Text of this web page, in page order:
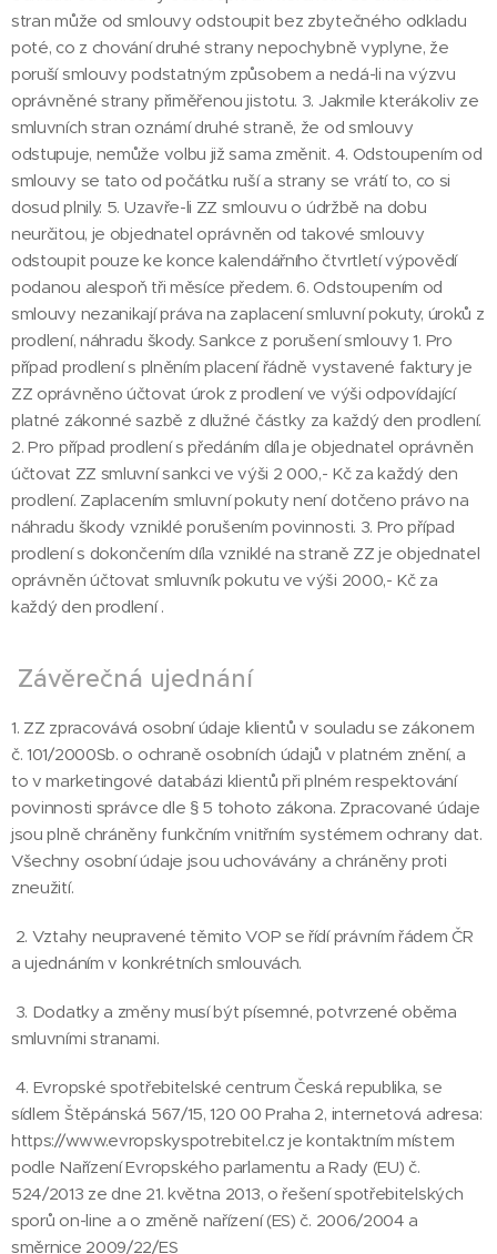
stran může od smlouvy odstoupit bez zbytečného odkladu
poté, co z chování druhé strany nepochybně vyplyne, že
poruší smlouvy podstatným způsobem a nedá-li na výzvu
oprávněné strany přiměřenou jistotu. 3. Jakmile kterákoliv ze
smluvních stran oznámí druhé straně, že od smlouvy
odstupuje, nemůže volbu již sama změnit. 4. Odstoupením od
smlouvy se tato od počátku ruší a strany se vrátí to, co si
dosud plnily. 5. Uzavře-li ZZ smlouvu o údržbě na dobu
neurčitou, je objednatel oprávněn od takové smlouvy
odstoupit pouze ke konce kalendářního čtvrtletí výpovědí
podanou alespoň tři měsíce předem. 6. Odstoupením od
smlouvy nezanikají práva na zaplacení smluvní pokuty, úroků z
prodlení, náhradu škody. Sankce z porušení smlouvy 1. Pro
případ prodlení s plněním placení řádně vystavené faktury je
ZZ oprávněno účtovat úrok z prodlení ve výši odpovídající
platné zákonné sazbě z dlužné částky za každý den prodlení.
2. Pro případ prodlení s předáním díla je objednatel oprávněn
účtovat ZZ smluvní sankci ve výši 2 000,- Kč za každý den
prodlení. Zaplacením smluvní pokuty není dotčeno právo na
náhradu škody vzniklé porušením povinnosti. 3. Pro případ
prodlení s dokončením díla vzniklé na straně ZZ je objednatel
oprávněn účtovat smluvník pokutu ve výši 2000,- Kč za
každý den prodlení .
Závěrečná ujednání
1. ZZ zpracovává osobní údaje klientů v souladu se zákonem
č. 101/2000Sb. o ochraně osobních údajů v platném znění, a
to v marketingové databázi klientů při plném respektování
povinnosti správce dle § 5 tohoto zákona. Zpracované údaje
jsou plně chráněny funkčním vnitřním systémem ochrany dat.
Všechny osobní údaje jsou uchovávány a chráněny proti
zneužití.
2. Vztahy neupravené těmito VOP se řídí právním řádem ČR
a ujednáním v konkrétních smlouvách.
3. Dodatky a změny musí být písemné, potvrzené oběma
smluvními stranami.
4. Evropské spotřebitelské centrum Česká republika, se
sídlem Štěpánská 567/15, 120 00 Praha 2, internetová adresa:
https://www.evropskyspotrebitel.cz je kontaktním místem
podle Nařízení Evropského parlamentu a Rady (EU) č.
524/2013 ze dne 21. května 2013, o řešení spotřebitelských
sporů on-line a o změně nařízení (ES) č. 2006/2004 a
směrnice 2009/22/ES